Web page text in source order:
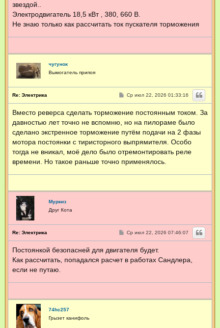
звездой..
Электродвигатель 18,5 кВт , 380, 660 В.
Не знаю только как рассчитать ток пускателя торможения
чугунок
Вымогатель припоя
Re: Электрика
С
б
е
и
е
Ср июл 22, 2026 01:33:16
Вместо реверса сделать торможение постоянным током. За
давностью лет точно не вспомню, но на пилораме было
сделано экстренное торможение путём подачи на 2 фазы
мотора постоянки с тиристорного выпрямителя. Особо
тогда не вникал, моё дело было отремонтировать реле
времени. Но такое раньше точно применялось.
Муркиз
Друг Кота
Re: Электрика
С
б
е
Ср июл 22, 2026 07:46:07
Постоянкой безопасней для двигателя будет.
Как рассчитать, попадался расчет в работах Сандлера,
если не путаю.
74hc257
Грызет канифоль